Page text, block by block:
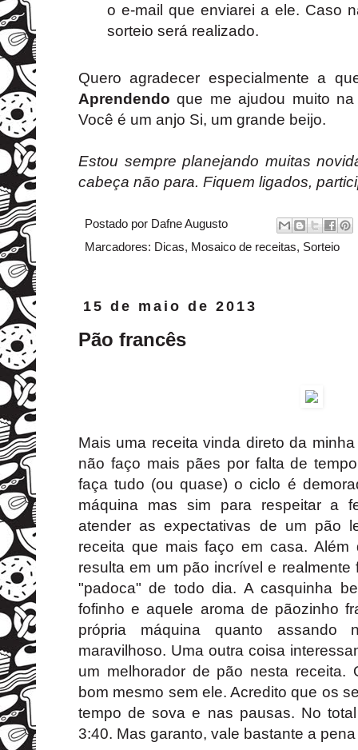
o e-mail que enviarei a ele. Caso
sorteio será realizado.
Quero agradecer especialmente a
Aprendendo que me ajudou muito
Você é um anjo Si, um grande beijo.
Estou sempre planejando muitas
cabeça não para. Fiquem ligados,
Postado por Dafne Augusto
Marcadores: Dicas, Mosaico de receitas, Sorteio
15 de maio de 2013
Pão francês
Mais uma receita vinda direto da
não faço mais pães por falta de
faça tudo (ou quase) o ciclo é
máquina mas sim para respeitar a
atender as expectativas de um pão
receita que mais faço em casa.
resulta em um pão incrível e
"padoca" de todo dia. A casquinha
fofinho e aquele aroma de pãozinho
própria máquina quanto
maravilhoso. Uma outra coisa
um melhorador de pão nesta receita.
bom mesmo sem ele. Acredito que os
tempo de sova e nas pausas. No
3:40. Mas garanto, vale bastante a pena